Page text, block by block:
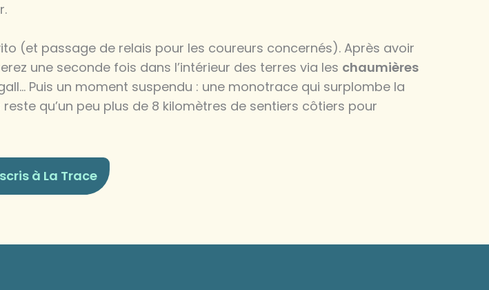
(et passage de relais pour les coureurs concernés). Après avoir
une seconde fois dans l’intérieur des terres via les chaumières
Puis un moment suspendu : une monotrace qui surplombe la
reste qu’un peu plus de 8 kilomètres de sentiers côtiers pour
à La Trace